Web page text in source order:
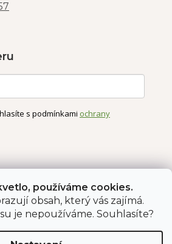
používáme cookies.
obsah, který vás zajímá.
je nepoužíváme. Souhlasíte?
s podmínkami ochrany
Obchodní podmínky
ochrany údajů